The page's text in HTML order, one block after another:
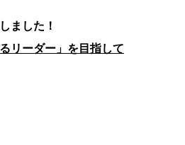
ました！
リーダー」を目指して